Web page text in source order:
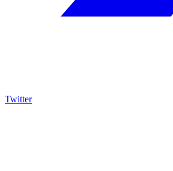
Twitter